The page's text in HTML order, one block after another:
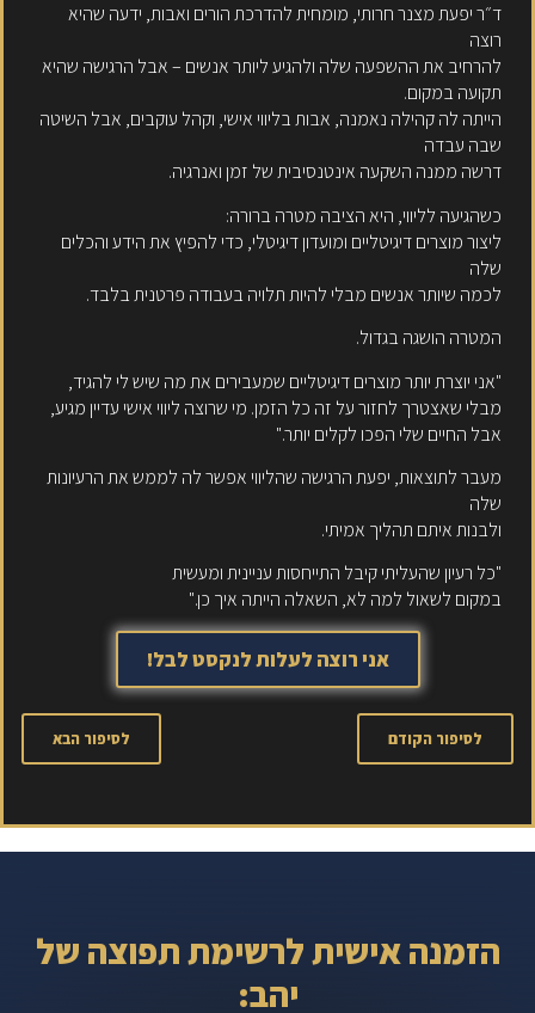
ד״ר יפעת מצנר חרותי, מומחית להדרכת הורים ואבות, ידעה שהיא
רוצה
להרחיב את ההשפעה שלה ולהגיע ליותר אנשים – אבל הרגישה שהיא
תקועה במקום.
הייתה לה קהילה נאמנה, אבות בליווי אישי, וקהל עוקבים, אבל השיטה
שבה עבדה
דרשה ממנה השקעה אינטנסיבית של זמן ואנרגיה.
כשהגיעה לליווי, היא הציבה מטרה ברורה:
ליצור מוצרים דיגיטליים ומועדון דיגיטלי, כדי להפיץ את הידע והכלים
שלה
לכמה שיותר אנשים מבלי להיות תלויה בעבודה פרטנית בלבד.
המטרה הושגה בגדול.
"אני יוצרת יותר מוצרים דיגיטליים שמעבירים את מה שיש לי להגיד,
מבלי שאצטרך לחזור על זה כל הזמן. מי שרוצה ליווי אישי עדיין מגיע,
אבל החיים שלי הפכו לקלים יותר."
מעבר לתוצאות, יפעת הרגישה שהליווי אפשר לה לממש את הרעיונות
שלה
ולבנות איתם תהליך אמיתי.
"כל רעיון שהעליתי קיבל התייחסות עניינית ומעשית
במקום לשאול למה לא, השאלה הייתה איך כן."
אני רוצה לעלות לנקסט לבל!
לסיפור הקודם לסיפור הבא
הזמנה אישית לרשימת תפוצה של
יהב: